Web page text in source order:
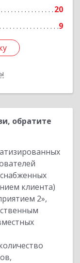
20
9
обратите
клиента)
2»,